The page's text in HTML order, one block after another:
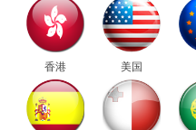
香港 美国